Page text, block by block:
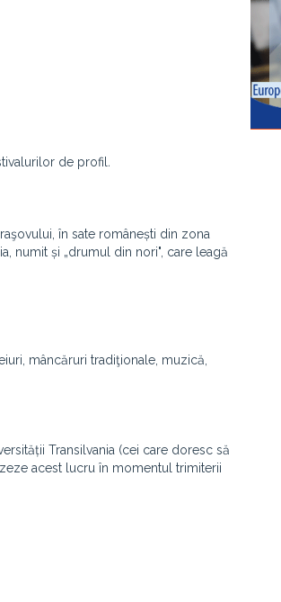
de profil .
în sate românești din zona
numit și „drumul din nori", care leagă
mâncăruri tradiţionale, muzică,
Transilvania (cei care doresc să
acest lucru în momentul trimiterii